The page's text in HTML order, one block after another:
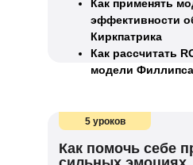
Как применять
эффективности
Киркпатрика
Как рассчитать
модели Филлипса
5 уроков
Как помочь себе